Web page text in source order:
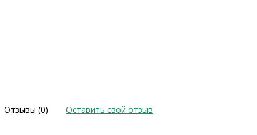
Отзывы (0) Оставить свой отзыв